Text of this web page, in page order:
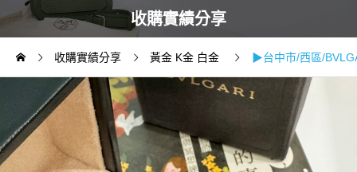
收購實績分享
收購實績分享 黃金 K金 白金 ▶台中市/西區/